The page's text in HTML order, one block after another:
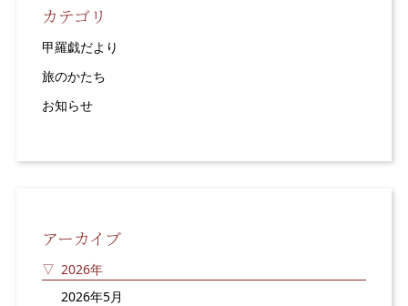
カテゴリ
甲羅戯だより
旅のかたち
お知らせ
アーカイブ
2026年
2026年5月